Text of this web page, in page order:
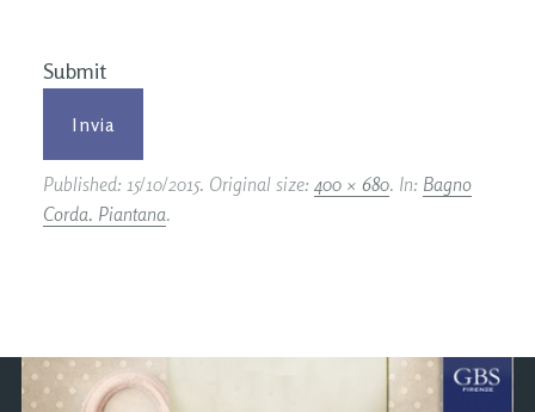
Submit
Published: 15/10/2015. Original size: 400 × 680. In: Bagno
Corda. Piantana.